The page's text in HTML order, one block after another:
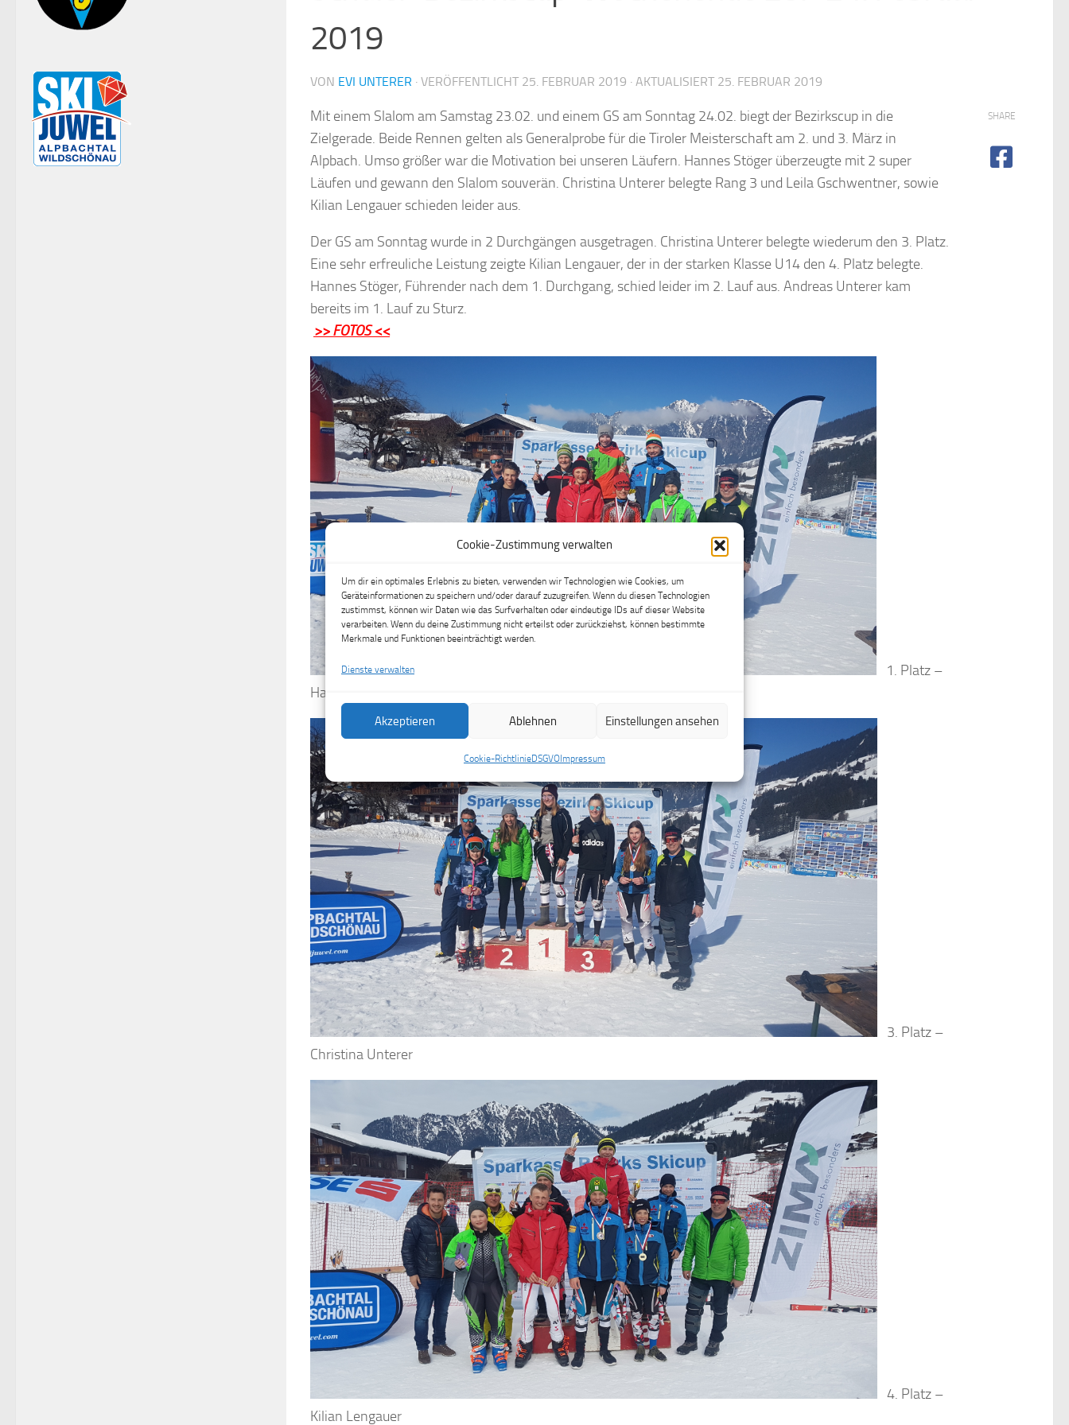
Cookie-Zustimmung verwalten
Um dir ein optimales Erlebnis zu bieten, verwenden wir Technologien wie Cookies, um
Geräteinformationen zu speichern und/oder darauf zuzugreifen. Wenn du diesen Technologien
zustimmst, können wir Daten wie das Surfverhalten oder eindeutige IDs auf dieser Website
verarbeiten. Wenn du deine Zustimmung nicht erteilst oder zurückziehst, können bestimmte
Merkmale und Funktionen beeinträchtigt werden.
Dienste verwalten
Akzeptieren Ablehnen Einstellungen ansehen
Cookie-RichtlinieDSGVOImpressum
2019
VON EVI UNTERER · VERÖFFENTLICHT 25. FEBRUAR 2019 · AKTUALISIERT 25. FEBRUAR 2019
Mit einem Slalom am Samstag 23.02. und einem GS am Sonntag 24.02. biegt der Bezirkscup in die
Zielgerade. Beide Rennen gelten als Generalprobe für die Tiroler Meisterschaft am 2. und 3. März in
Alpbach. Umso größer war die Motivation bei unseren Läufern. Hannes Stöger überzeugte mit 2 super
Läufen und gewann den Slalom souverän. Christina Unterer belegte Rang 3 und Leila Gschwentner, sowie
Kilian Lengauer schieden leider aus.
Der GS am Sonntag wurde in 2 Durchgängen ausgetragen. Christina Unterer belegte wiederum den 3. Platz.
Eine sehr erfreuliche Leistung zeigte Kilian Lengauer, der in der starken Klasse U14 den 4. Platz belegte.
Hannes Stöger, Führender nach dem 1. Durchgang, schied leider im 2. Lauf aus. Andreas Unterer kam
bereits im 1. Lauf zu Sturz.
>> FOTOS <<
1. Platz –
Hannes Stöger
3. Platz –
Christina Unterer
4. Platz –
Kilian Lengauer
SHARE